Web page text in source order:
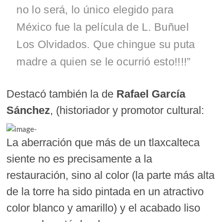
no lo será, lo único elegido para
México fue la película de L. Buñuel
Los Olvidados. Que chingue su puta
madre a quien se le ocurrió esto!!!!”
Destacó también la de Rafael García
Sánchez, (historiador y promotor cultural:
La aberración que más de un tlaxcalteca
siente no es precisamente a la
restauración, sino al color (la parte más alta
de la torre ha sido pintada en un atractivo
color blanco y amarillo) y el acabado liso